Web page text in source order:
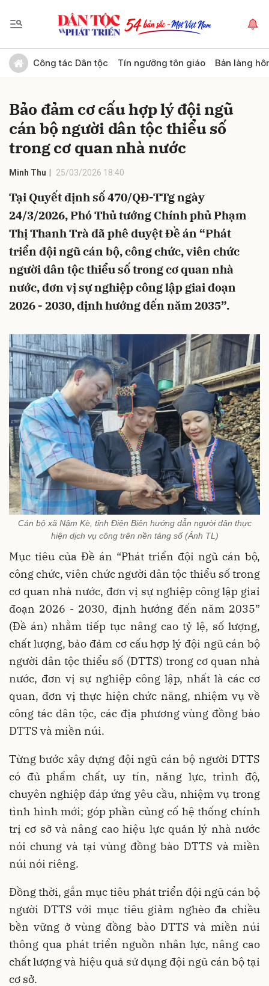
Công tác Dân tộc Tín ngưỡng tôn giáo Bản làng
Bảo đảm cơ cấu hợp lý đội ngũ
cán bộ người dân tộc thiểu số
trong cơ quan nhà nước
Minh Thu 25/03/2026 18:40
Tại Quyết định số 470/QĐ-TTg ngày
24/3/2026, Phó Thủ tướng Chính phủ Phạm
Thị Thanh Trà đã phê duyệt Đề án “Phát
triển đội ngũ cán bộ, công chức, viên chức
người dân tộc thiểu số trong cơ quan nhà
nước, đơn vị sự nghiệp công lập giai đoạn
2026 - 2030, định hướng đến năm 2035”.
Cán bộ xã Nậm Kè, tỉnh Điện Biên hướng dẫn người dân thực
hiện dịch vụ công trên nền tảng số (Ảnh TL)
Mục tiêu của Đề án “Phát triển đội ngũ cán bộ,
công chức, viên chức người dân tộc thiểu số trong
cơ quan nhà nước, đơn vị sự nghiệp công lập giai
đoạn 2026 - 2030, định hướng đến năm 2035”
(Đề án) nhằm tiếp tục nâng cao tỷ lệ, số lượng,
chất lượng, bảo đảm cơ cấu hợp lý đội ngũ cán bộ
người dân tộc thiểu số (DTTS) trong cơ quan nhà
nước, đơn vị sự nghiệp công lập, nhất là các cơ
quan, đơn vị thực hiện chức năng, nhiệm vụ về
công tác dân tộc, các địa phương vùng đồng bào
DTTS và miền núi.
Từng bước xây dựng đội ngũ cán bộ người DTTS
có đủ phẩm chất, uy tín, năng lực, trình độ,
chuyên nghiệp đáp ứng yêu cầu, nhiệm vụ trong
tình hình mới; góp phần củng cố hệ thống chính
trị cơ sở và nâng cao hiệu lực quản lý nhà nước
nói chung và tại vùng đồng bào DTTS và miền
núi nói riêng.
Đồng thời, gắn mục tiêu phát triển đội ngũ cán bộ
người DTTS với mục tiêu giảm nghèo đa chiều
bền vững ở vùng đồng bào DTTS và miền núi
thông qua phát triển nguồn nhân lực, nâng cao
chất lượng và hiệu quả sử dụng đội ngũ cán bộ tại
cơ sở.
Gửi bình luận